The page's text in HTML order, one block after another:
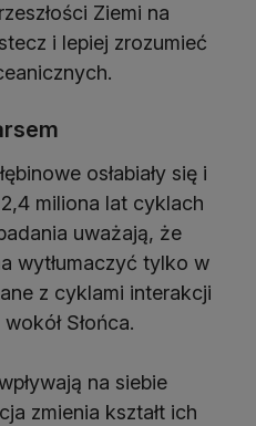
Ziemi na
i lepiej zrozumieć
osłabiały się i
miliona lat cyklach
uważają, że
wytłumaczyć tylko w
z cyklami interakcji
Słońca.
na siebie
zmienia kształt ich